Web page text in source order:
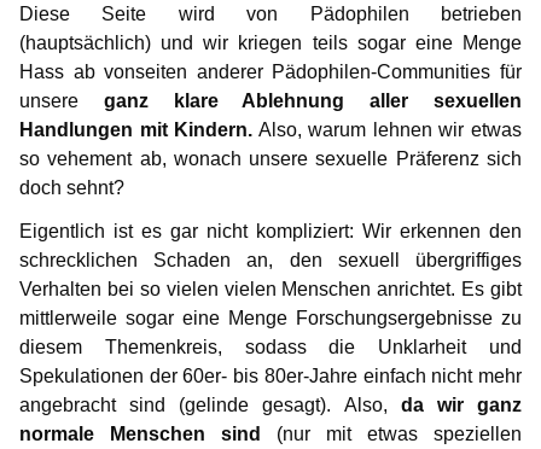
Das Team
Standards
Verein
Mitwirkende
Sachliches
Was ist eigentlich Pädophilie?
Warum wir Sex mit Kindern ablehnen
Selbsttest Sexualität
Gedanken zur Childlove Symbolik
Doppelbetroffenheit
FAQ – häufig gestellte Fragen
Persönliches
Jay-Jay
NewMan
Marco
Max
Markus
Öffentliches
Veranstaltungen
Bildungsangebote
Gedanken einer Anwältin
Wo finde ich Hilfe?
Ähnliche Plattformen
Forum
Archiv
Diese Seite wird von Pädophilen betrieben
(hauptsächlich) und wir kriegen teils sogar eine Menge
Hass ab vonseiten anderer Pädophilen-Communities für
unsere ganz klare Ablehnung aller sexuellen
Handlungen mit Kindern. Also, warum lehnen wir etwas
so vehement ab, wonach unsere sexuelle Präferenz sich
doch sehnt?
Eigentlich ist es gar nicht kompliziert: Wir erkennen den
schrecklichen Schaden an, den sexuell übergriffiges
Verhalten bei so vielen vielen Menschen anrichtet. Es gibt
mittlerweile sogar eine Menge Forschungsergebnisse zu
diesem Themenkreis, sodass die Unklarheit und
Spekulationen der 60er- bis 80er-Jahre einfach nicht mehr
angebracht sind (gelinde gesagt). Also, da wir ganz
normale Menschen sind
(nur mit etwas speziellen
Warum wir Sex mit Kindern ablehnen
Begriffsdefinitionen
Selbsttest Sexualität
Doppelbetroffenheit
FAQ – häufig gestellte Fragen